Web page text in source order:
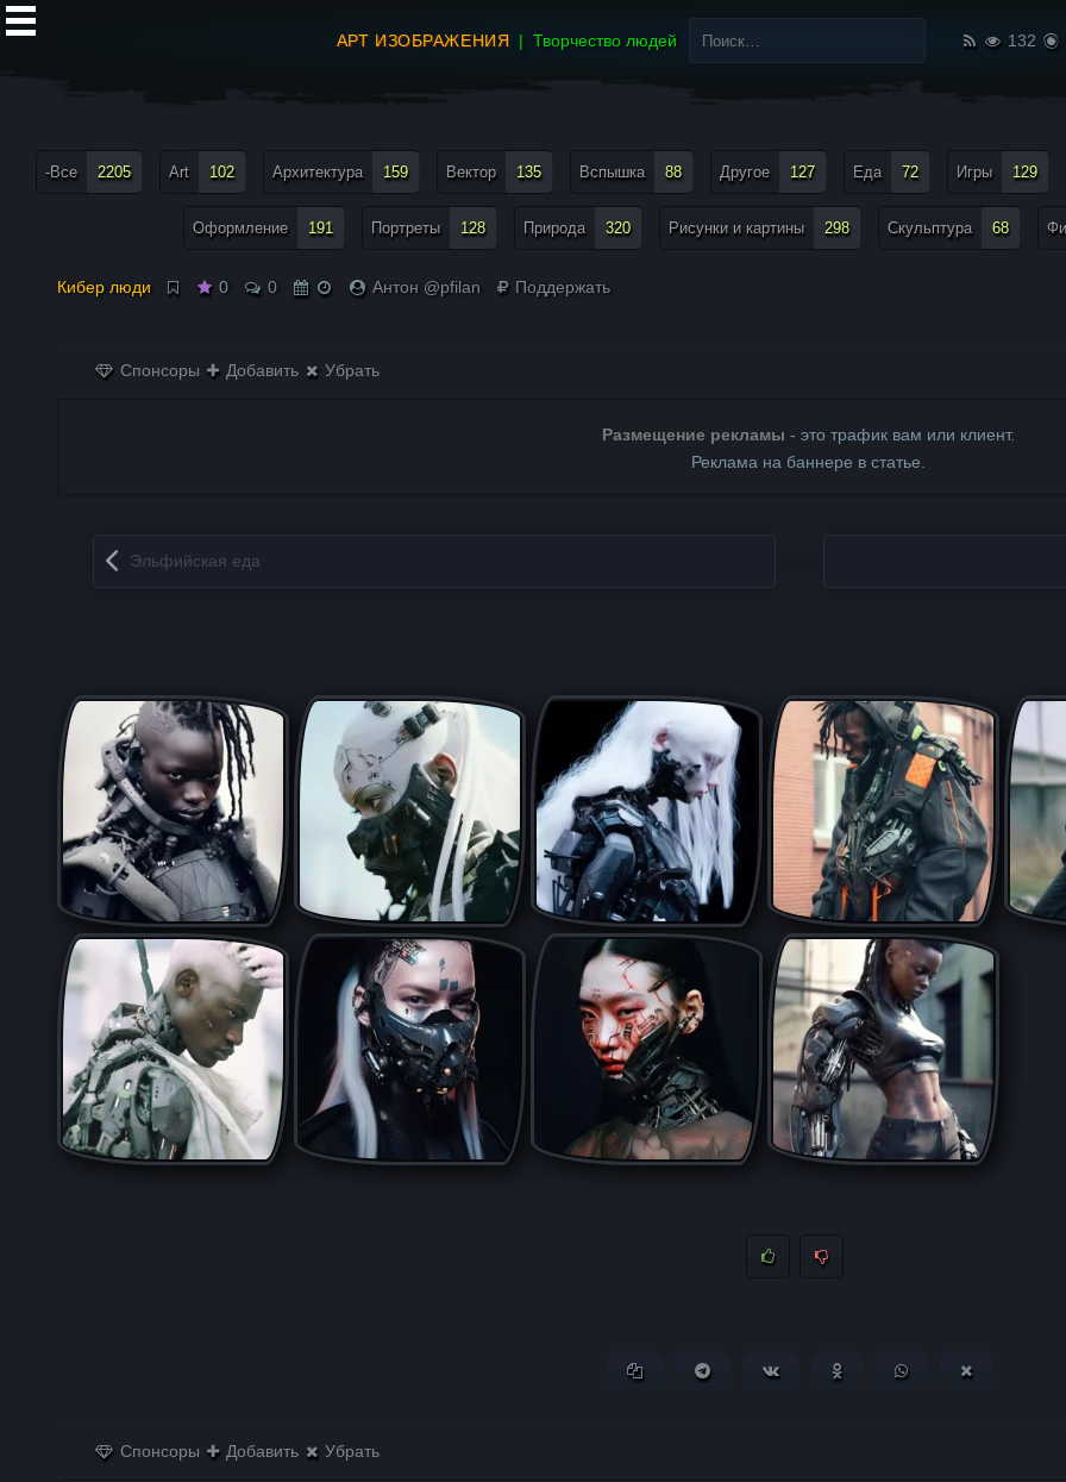
АРТ ИЗОБРАЖЕНИЯ Творчество людей
Найти:
132
-Все 2205 Art 102 Архитектура 159 Вектор 135 Вспышка 88 Другое 127 Еда 72 Игры 129
Оформление 191 Портреты 128 Природа 320 Рисунки и картины 298 Скульптура 68
Кибер люди 0 0 Антон @pfilan Поддержать
Спонсоры Добавить Убрать
Размещение рекламы - это трафик вам или клиент.
Реклама на баннере в статье.
Запись навигация
Эльфийская еда
Копировать ссылкуПоделиться в Telegram
Поделиться ВКонтакте
Поделиться вПоделиться в
Спонсоры Добавить Убрать